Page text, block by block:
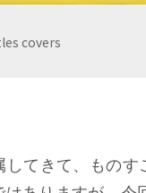
covers
してきて、もの